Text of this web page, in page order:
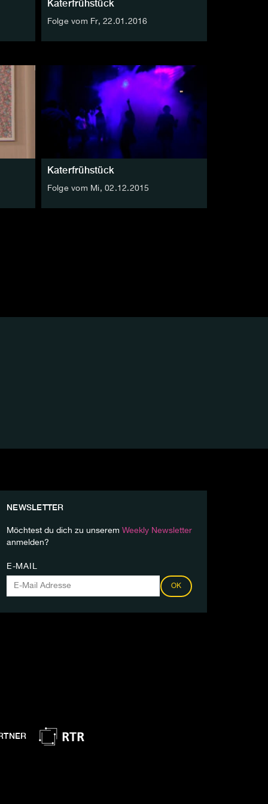
Katerfrühstück
Folge vom Fr, 22.01.2016
Katerfrühstück
Folge vom Mi, 02.12.2015
NEWSLETTER
Möchtest du dich zu unserem Weekly Newsletter
anmelden?
E-MAIL
OK